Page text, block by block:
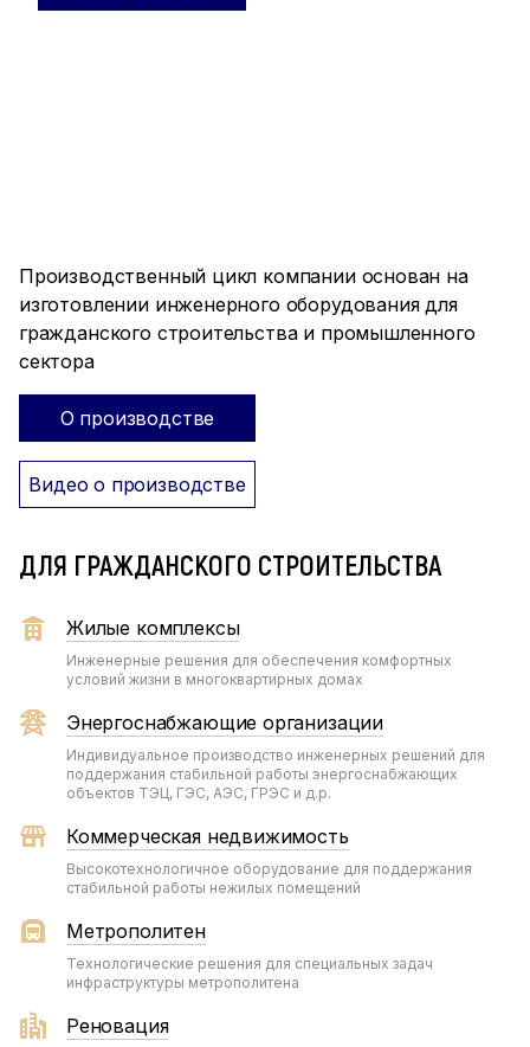
Производственный цикл компании основан на
изготовлении инженерного оборудования для
гражданского строительства и промышленного
сектора
О производстве
Видео о производстве
ДЛЯ ГРАЖДАНСКОГО СТРОИТЕЛЬСТВА
Жилые комплексы
Инженерные решения для обеспечения комфортных
условий жизни в многоквартирных домах
Энергоснабжающие организации
Индивидуальное производство инженерных решений для
поддержания стабильной работы энергоснабжающих
объектов ТЭЦ, ГЭС, АЭС, ГРЭС и д.р.
Коммерческая недвижимость
Высокотехнологичное оборудование для поддержания
стабильной работы нежилых помещений
Метрополитен
Технологические решения для специальных задач
инфраструктуры метрополитена
Реновация